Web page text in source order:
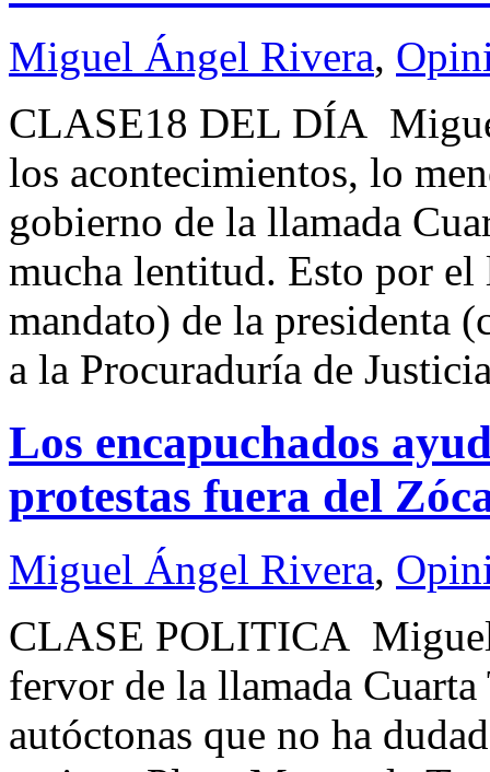
Miguel Ángel Rivera,
CLASE18 DEL DÍA
los acontecimientos, lo
gobierno de la llamada
mucha lentitud. Esto por
mandato) de la presidenta
a la Procuraduría de
Los encapuchados
protestas fuera del
Miguel Ángel Rivera,
CLASE POLITICA
fervor de la llamada
autóctonas que no ha